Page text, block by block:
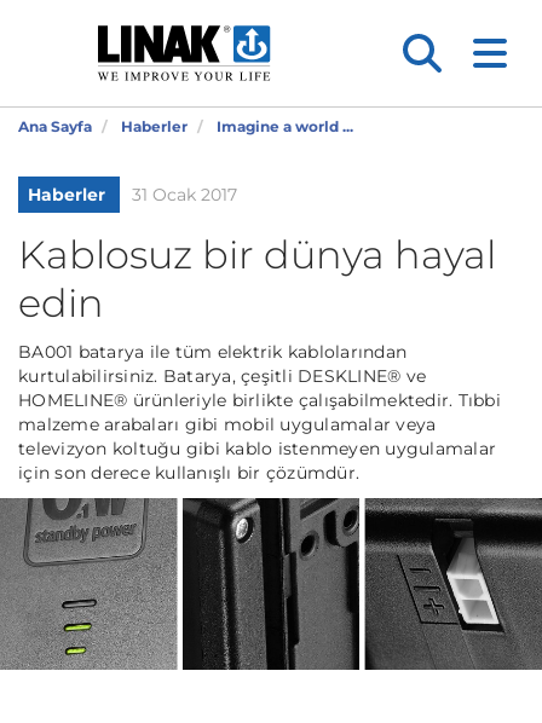
Ana Sayfa Haberler Imagine a world ...
Haberler 31 Ocak 2017
Kablosuz bir dünya hayal
edin
BA001 batarya ile tüm elektrik kablolarından
kurtulabilirsiniz. Batarya, çeşitli DESKLINE® ve
HOMELINE® ürünleriyle birlikte çalışabilmektedir. Tıbbi
malzeme arabaları gibi mobil uygulamalar veya
televizyon koltuğu gibi kablo istenmeyen uygulamalar
için son derece kullanışlı bir çözümdür.